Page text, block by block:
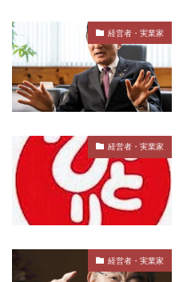
経営者・実業家
経営者・実業家
経営者・実業家